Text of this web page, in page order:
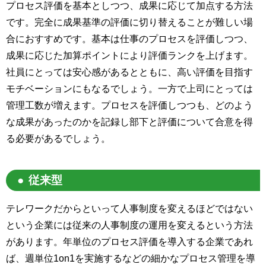
プロセス評価を基本としつつ、成果に応じて加点する方法
です。完全に成果基準の評価に切り替えることが難しい場
合におすすめです。基本は仕事のプロセスを評価しつつ、
成果に応じた加算ポイントにより評価ランクを上げます。
社員にとっては安心感があるとともに、高い評価を目指す
モチベーションにもなるでしょう。一方で上司にとっては
管理工数が増えます。プロセスを評価しつつも、どのよう
な成果があったのかを記録し部下と評価について合意を得
る必要があるでしょう。
従来型
テレワークだからといって人事制度を変えるほどではない
という企業には従来の人事制度の運用を変えるという方法
があります。年単位のプロセス評価を導入する企業であれ
ば、週単位1on1を実施するなどの細かなプロセス管理を導